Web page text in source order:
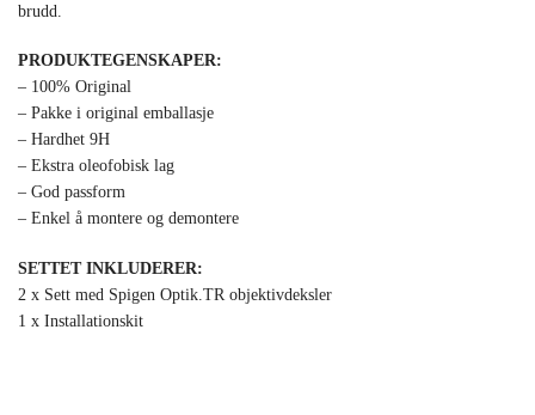
brudd.
PRODUKTEGENSKAPER:
– 100% Original
– Pakke i original emballasje
– Hardhet 9H
– Ekstra oleofobisk lag
– God passform
– Enkel å montere og demontere
SETTET INKLUDERER:
2 x Sett med Spigen Optik.TR objektivdeksler
1 x Installationskit